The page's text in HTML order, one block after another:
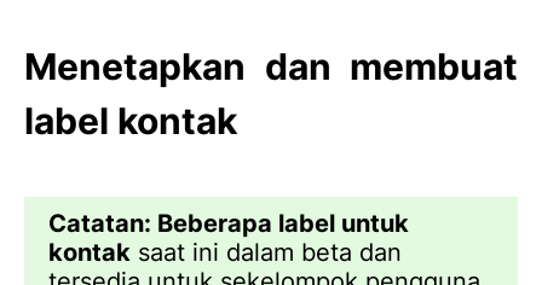
Menetapkan dan membuat
label kontak
Catatan: Beberapa label untuk
kontak saat ini dalam beta dan